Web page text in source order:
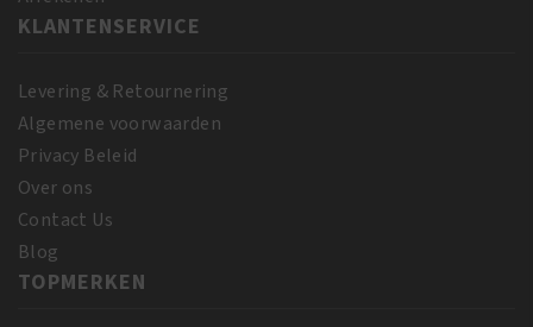
KLANTENSERVICE
Levering & Retournering
Algemene voorwaarden
Privacy Beleid
Over ons
Contact Us
Blog
TOPMERKEN